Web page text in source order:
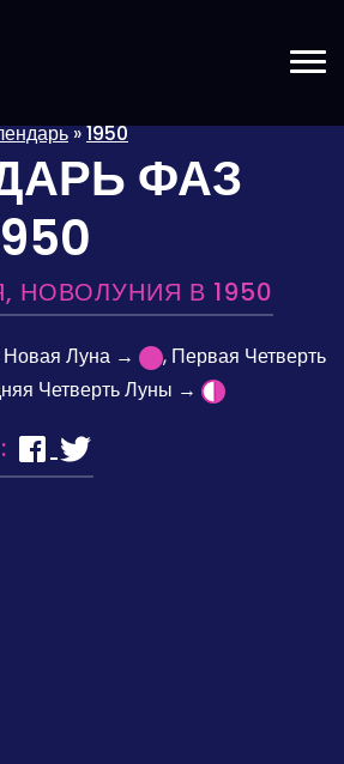
»1950
ФАЗ
НОВОЛУНИЯ В 1950
Новая Луна →
, Первая Четверть
Четверть Луны →